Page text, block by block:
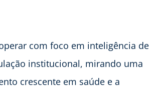
com foco em inteligência de
institucional, mirando uma
crescente em saúde e a